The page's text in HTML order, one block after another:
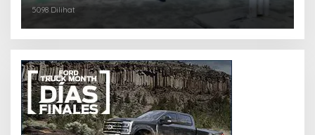
5098 Dilihat